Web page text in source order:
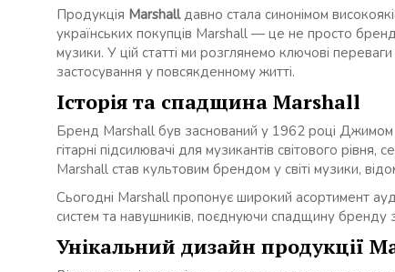
Продукція Marshallдавно стала синонімом
українських покупців Marshall — це не просто
музики. У цій статті ми розглянемо ключові
застосування у повсякденному житті.
Історія та спадщина Marshall
Бренд Marshall був заснований у 1962 році
гітарні підсилювачі для музикантів світового
Marshall став культовим брендом у світі музики,
Сьогодні Marshall пропонує широкий асортимент
систем та навушників, поєднуючи спадщину бренду
Унікальний дизайн продукції